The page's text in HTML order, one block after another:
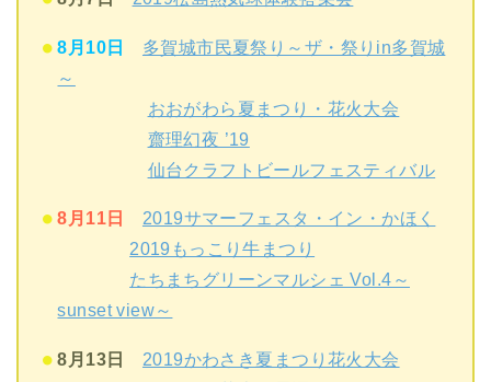
8月10日
多賀城市民夏祭り～ザ・祭りin多賀城
～
おおがわら夏まつり・花火大会
齋理幻夜 ’19
仙台クラフトビールフェスティバル
8月11日
2019サマーフェスタ・イン・かほく
2019もっこり牛まつり
たちまちグリーンマルシェ Vol.4～
sunset view～
8月13日
2019かわさき夏まつり花火大会